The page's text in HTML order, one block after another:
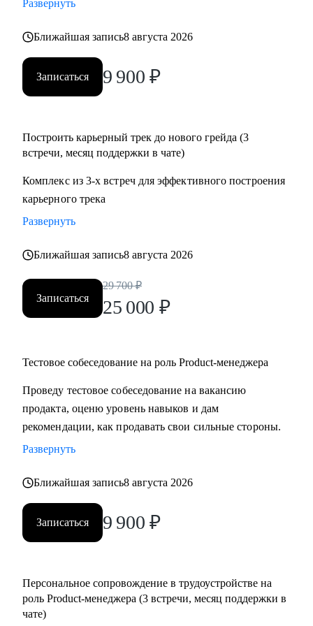
• Разобрать и выполнить тестовые задания.
вырасти на текущем месте работы.
• Построить здоровые отношения в команде и эффективно
Кому могу помочь:
Специалистам от Junior до Senior уровня:
• Product-менеджерам, кто хочет вырасти по грейду и
зарплате
• Владельцам стартапов, которые собирают команду, строят
• Project-менеджерам и маркетологам, кто хочет перейти в
Развернуть
Ближайшая запись8 августа 2026
Записаться 9 900 ₽
Построить карьерный трек до нового грейда (3
встречи, месяц поддержки в чате)
Комплекс из 3-х встреч для эффективного построения
карьерного трека
Развернуть
Ближайшая запись8 августа 2026
Записаться
29 700 ₽
25 000 ₽
Тестовое собеседование на роль Product-менеджера
Проведу тестовое собеседование на вакансию
продакта, оценю уровень навыков и дам
рекомендации, как продавать свои сильные стороны.
Развернуть
Ближайшая запись8 августа 2026
Записаться 9 900 ₽
Персональное сопровождение в трудоустройстве на
роль Product-менеджера (3 встречи, месяц поддержки в
чате)